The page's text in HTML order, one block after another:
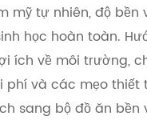
mỹ tự nhiên, độ bền
học hoàn toàn.
ích về môi trường,
phí và các mẹo thiết
sang bộ đồ ăn bền